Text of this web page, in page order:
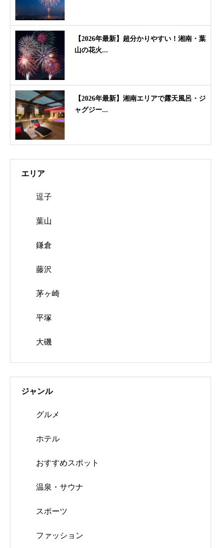
【2026年最新】超分かりやすい！湘南・葉
山の花火...
【2026年最新】湘南エリアで露天風呂・ジ
ャグジー...
エリア
逗子
葉山
鎌倉
藤沢
茅ヶ崎
平塚
大磯
ジャンル
グルメ
ホテル
おすすめスポット
温泉・サウナ
スポーツ
ファッション